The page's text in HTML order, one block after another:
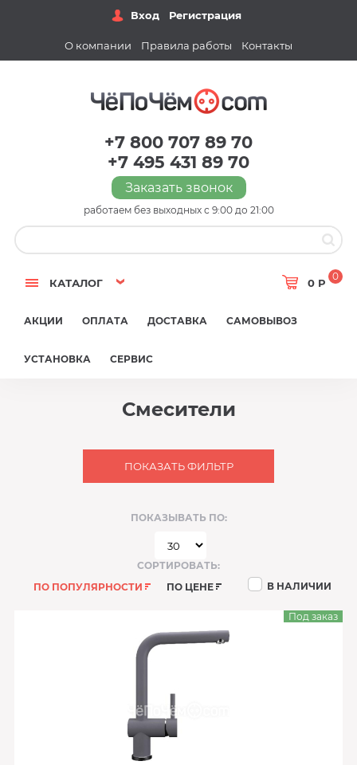
Вход Регистрация
О компании Правила работы Контакты
+7 800 707 89 70
+7 495 431 89 70
Заказать звонок
работаем без выходных с 9:00 до 21:00
КАТАЛОГ 0 Р
0
АКЦИИ ОПЛАТА ДОСТАВКА САМОВЫВОЗ
УСТАНОВКА СЕРВИС
Смесители
ПОКАЗАТЬ ФИЛЬТР
ПОКАЗЫВАТЬ ПО:
СОРТИРОВАТЬ:
ПО ПОПУЛЯРНОСТИ
ПО ЦЕНЕ В НАЛИЧИИ
Под заказ